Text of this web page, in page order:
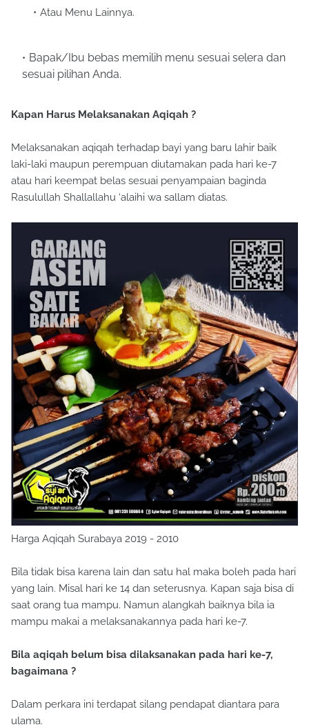
Atau Menu Lainnya.
Bapak/Ibu bebas memilih menu sesuai selera dan
sesuai pilihan Anda.
Kapan Harus Melaksanakan Aqiqah ?
Melaksanakan aqiqah terhadap bayi yang baru lahir baik
laki-laki maupun perempuan diutamakan pada hari ke-7
atau hari keempat belas sesuai penyampaian baginda
Rasulullah Shallallahu ‘alaihi wa sallam diatas.
Harga Aqiqah Surabaya 2019 - 2010
Bila tidak bisa karena lain dan satu hal maka boleh pada hari
yang lain. Misal hari ke 14 dan seterusnya. Kapan saja bisa di
saat orang tua mampu. Namun alangkah baiknya bila ia
mampu makai a melaksanakannya pada hari ke-7.
Bila aqiqah belum bisa dilaksanakan pada hari ke-7,
bagaimana ?
Dalam perkara ini terdapat silang pendapat diantara para
ulama.